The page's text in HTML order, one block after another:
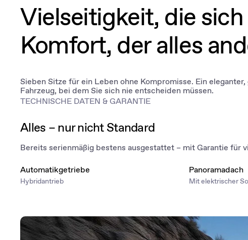
Vielseitigkeit, die
Komfort, der alles
Sieben Sitze für ein Leben ohne Kompromisse. Ein
Fahrzeug, bei dem Sie sich nie entscheiden müssen.
TECHNISCHE DATEN & GARANTIE
Alles – nur nicht Standard
Bereits serienmäßig bestens ausgestattet – mit Garantie für
Automatikgetriebe
Hybridantrieb
Panoramadach
Mit elektrischer